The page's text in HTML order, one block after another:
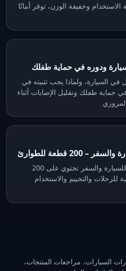
وخفيفة الوزن، توفر أمانًا
ودوره في حماية طفلك
السيارة، ولماذا يجب تثبيته في
حماية طفلك وتقليل الإصابات أثناء
قطعة للطوارئ
حقيبة إسعافات أولية متكاملة للسيارة والسفر تحتوي على 200
والتخييم والاستخدام
السيارات، مراجعات المنتجات،